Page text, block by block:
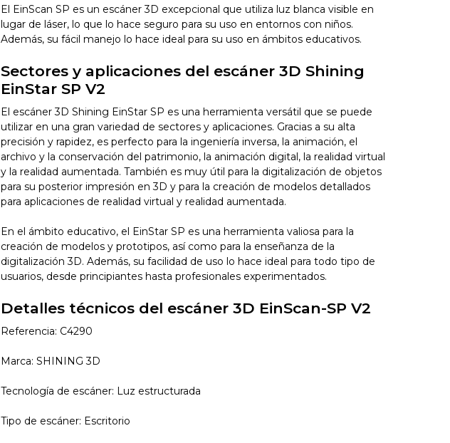
El EinScan SP es un escáner 3D excepcional que utiliza luz blanca visible en
lugar de láser, lo que lo hace seguro para su uso en entornos con niños.
Además, su fácil manejo lo hace ideal para su uso en ámbitos educativos.
Sectores y aplicaciones del escáner 3D Shining
EinStar SP V2
El escáner 3D Shining EinStar SP es una herramienta versátil que se puede
utilizar en una gran variedad de sectores y aplicaciones. Gracias a su alta
precisión y rapidez, es perfecto para la ingeniería inversa, la animación, el
archivo y la conservación del patrimonio, la animación digital, la realidad virtual
y la realidad aumentada. También es muy útil para la digitalización de objetos
para su posterior impresión en 3D y para la creación de modelos detallados
para aplicaciones de realidad virtual y realidad aumentada.
En el ámbito educativo, el EinStar SP es una herramienta valiosa para la
creación de modelos y prototipos, así como para la enseñanza de la
digitalización 3D. Además, su facilidad de uso lo hace ideal para todo tipo de
usuarios, desde principiantes hasta profesionales experimentados.
Detalles técnicos del escáner 3D EinScan-SP V2
Referencia: C4290
Marca: SHINING 3D
Tecnología de escáner: Luz estructurada
Tipo de escáner: Escritorio